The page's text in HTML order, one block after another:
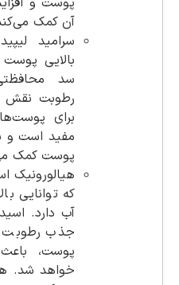
آن کمک
سرامید
بالایی
سد
رطوبت نقش
برای
مفید است و
پوست کمک
هیالورونیک
که توانایی
آب دارد.
جذب
پوست،
خواهد شد.